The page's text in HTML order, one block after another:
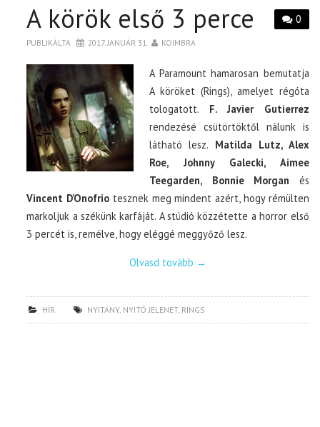
KULISSZA
CIKK
PÓLÓ RENDELÉS
0
A körök első 3 perce
PUBLIKÁLTA 2017. JANUÁR 31. KOIMBRA
A Paramount hamarosan bemutatja
A köröket (Rings), amelyet régóta
tologatott. F. Javier Gutierrez
rendezésé csütörtöktől nálunk is
látható lesz. Matilda Lutz, Alex
Roe, Johnny Galecki, Aimee
Teegarden, Bonnie Morgan és
Vincent D’Onofrio tesznek meg mindent azért, hogy rémülten
markoljuk a székünk karfáját. A stúdió közzétette a horror első
3 percét is, remélve, hogy eléggé meggyőző lesz.
Olvasd tovább →
HÍR NYITÁNY, NYITÓ JELENET, RINGS